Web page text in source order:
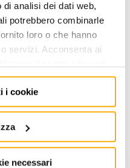
analisi dei dati web,
potrebbero combinarle
loro o che hanno
servizi. Acconsenta ai
i cookie
necessari
PREZZO INTERNET
€16,00